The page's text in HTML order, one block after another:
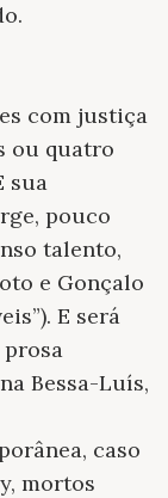
com justiça
ou quatro
sua
pouco
talento,
e Gonçalo
E será
Bessa-Luís,
caso
mortos